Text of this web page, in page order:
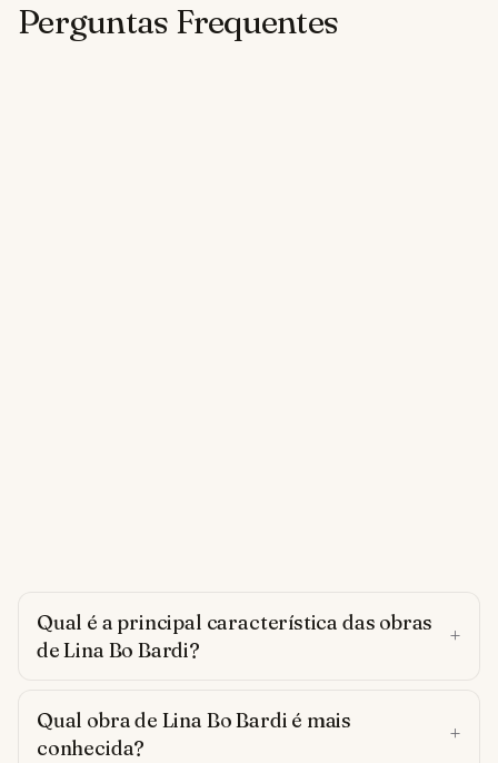
Perguntas Frequentes
Qual é a principal característica das obras
de Lina Bo Bardi?
Qual obra de Lina Bo Bardi é mais
conhecida?